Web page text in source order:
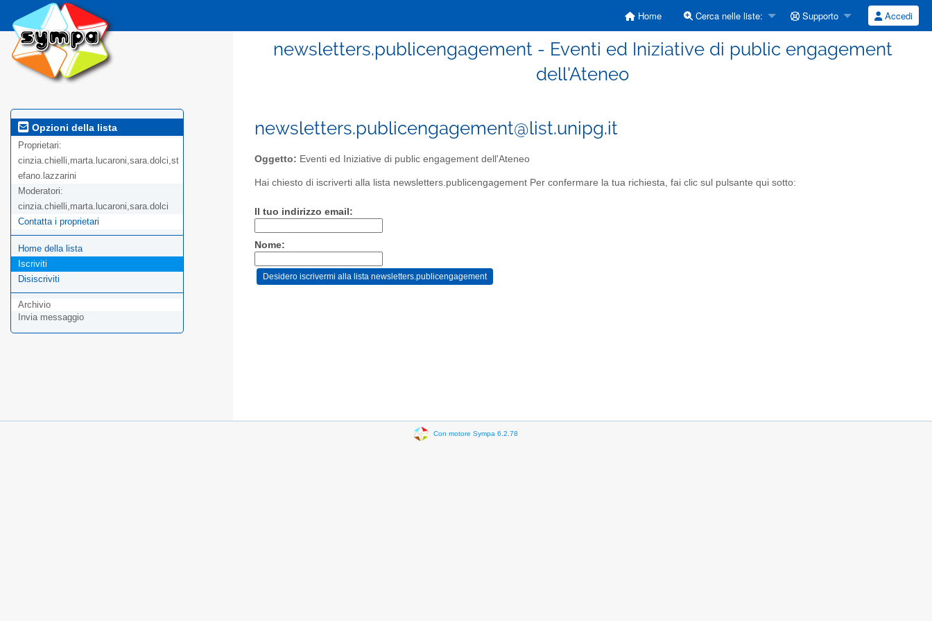
Home Cerca nelle liste: Supporto Accedi
newsletters.publicengagement - Eventi ed Iniziative di public engagement
dell'Ateneo
Opzioni della lista
Proprietari:
cinzia.chielli,marta.lucaroni,sara.dolci,st
efano.lazzarini
Moderatori:
cinzia.chielli,marta.lucaroni,sara.dolci
Contatta i proprietari
Home della lista
Iscriviti
Disiscriviti
Archivio
Invia messaggio
newsletters.publicengagement@list.unipg.it
Oggetto: Eventi ed Iniziative di public engagement dell'Ateneo
Hai chiesto di iscriverti alla lista newsletters.publicengagement Per confermare la tua richiesta, fai clic sul pulsante qui sotto:
Il tuo indirizzo email:
Nome:
Con motore Sympa 6.2.78